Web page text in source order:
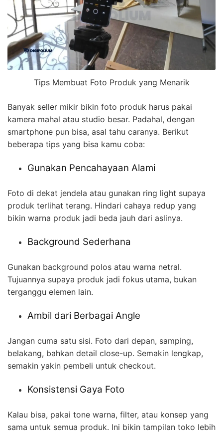
Tips Membuat Foto Produk yang Menarik
Banyak seller mikir bikin foto produk harus pakai
kamera mahal atau studio besar. Padahal, dengan
smartphone pun bisa, asal tahu caranya. Berikut
beberapa tips yang bisa kamu coba:
Gunakan Pencahayaan Alami
Foto di dekat jendela atau gunakan ring light supaya
produk terlihat terang. Hindari cahaya redup yang
bikin warna produk jadi beda jauh dari aslinya.
Background Sederhana
Gunakan background polos atau warna netral.
Tujuannya supaya produk jadi fokus utama, bukan
terganggu elemen lain.
Ambil dari Berbagai Angle
Jangan cuma satu sisi. Foto dari depan, samping,
belakang, bahkan detail close-up. Semakin lengkap,
semakin yakin pembeli untuk checkout.
Konsistensi Gaya Foto
Kalau bisa, pakai tone warna, filter, atau konsep yang
sama untuk semua produk. Ini bikin tampilan toko lebih